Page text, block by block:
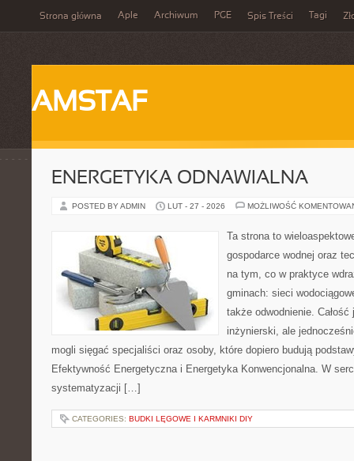
Strona główna Aple Archiwum PGE Spis Treści Tagi
AMSTAF
ENERGETYKA ODNAWIALNA
POSTED BY ADMIN LUT - 27 - 2026 MOŻLIWOŚĆ
Ta strona to
gospodarce wodnej oraz
na tym, co w praktyce
gminach: sieci
także odwodnienie.
inżynierski, ale
mogli sięgać specjaliści oraz osoby, które dopiero budują
Efektywność Energetyczna i Energetyka Konwencjonalna. W
systematyzacji […]
CATEGORIES: BUDKI LĘGOWE I KARMNIKI DIY